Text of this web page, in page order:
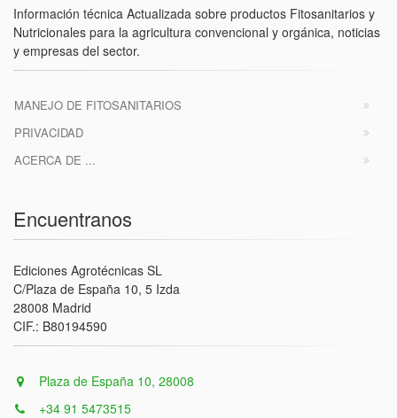
Información técnica Actualizada sobre productos Fitosanitarios y
Nutricionales para la agricultura convencional y orgánica, noticias
y empresas del sector.
MANEJO DE FITOSANITARIOS
PRIVACIDAD
ACERCA DE ...
Encuentranos
Ediciones Agrotécnicas SL
C/Plaza de España 10, 5 Izda
28008 Madrid
CIF.: B80194590
Plaza de España 10, 28008
+34 91 5473515